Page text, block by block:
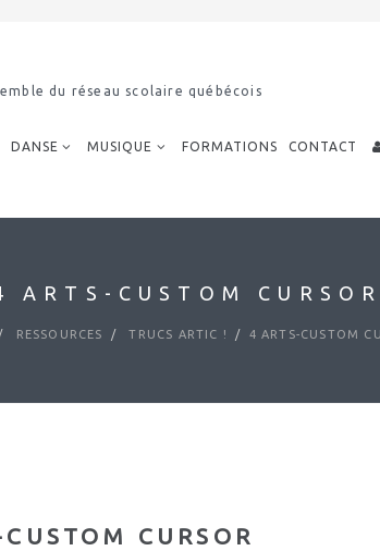
du réseau scolaire québécois
DANSE MUSIQUE FORMATIONS CONTACT
ARTS-CUSTOM CURSOR
RESSOURCES TRUCS ARTIC ! 4 ARTS-CUSTOM
CURSOR